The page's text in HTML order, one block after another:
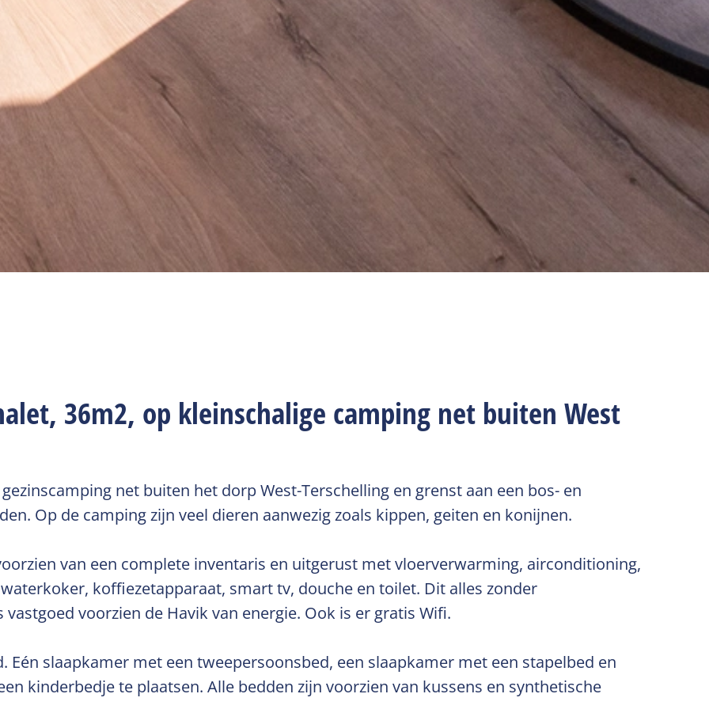
36m2, op kleinschalige camping net buiten West
net buiten het dorp West-Terschelling en grenst aan een bos- en
Op de camping zijn veel dieren aanwezig zoals kippen, geiten en konijnen.
van een complete inventaris en uitgerust met vloerverwarming, airconditioning,
koffiezetapparaat, smart tv, douche en toilet. Dit alles zonder
voorzien de Havik van energie. Ook is er gratis Wifi.
slaapkamer met een tweepersoonsbed, een slaapkamer met een stapelbed en
kinderbedje te plaatsen. Alle bedden zijn voorzien van kussens en synthetische